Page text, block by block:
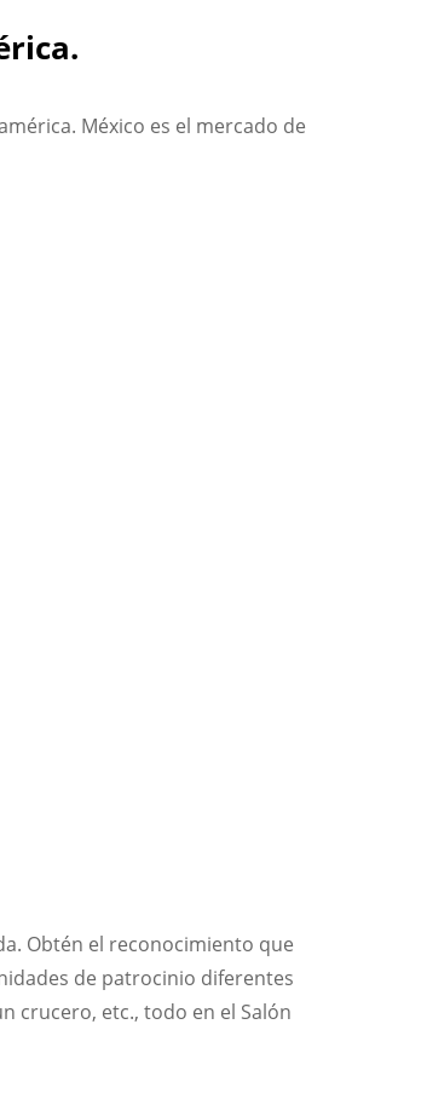
México es el mercado de
Obtén el reconocimiento que
de patrocinio diferentes
crucero, etc., todo en el Salón